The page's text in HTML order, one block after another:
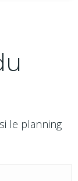
le planning